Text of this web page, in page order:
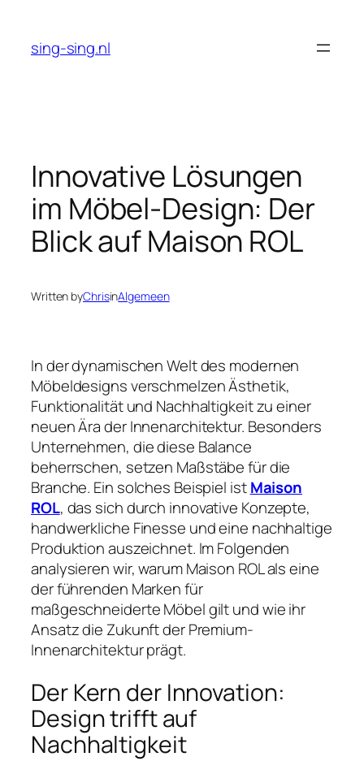
content
sing-sing.nl
Innovative Lösungen
im Möbel-Design: Der
Blick auf Maison ROL
Written byChrisinAlgemeen
In der dynamischen Welt des modernen
Möbeldesigns verschmelzen Ästhetik,
Funktionalität und Nachhaltigkeit zu einer
neuen Ära der Innenarchitektur. Besonders
Unternehmen, die diese Balance
beherrschen, setzen Maßstäbe für die
Branche. Ein solches Beispiel istMaison
ROL, das sich durch innovative Konzepte,
handwerkliche Finesse und eine nachhaltige
Produktion auszeichnet. Im Folgenden
analysieren wir, warum Maison ROL als eine
der führenden Marken für
maßgeschneiderte Möbel gilt und wie ihr
Ansatz die Zukunft der Premium-
Innenarchitektur prägt.
Der Kern der Innovation:
Design trifft auf
Nachhaltigkeit